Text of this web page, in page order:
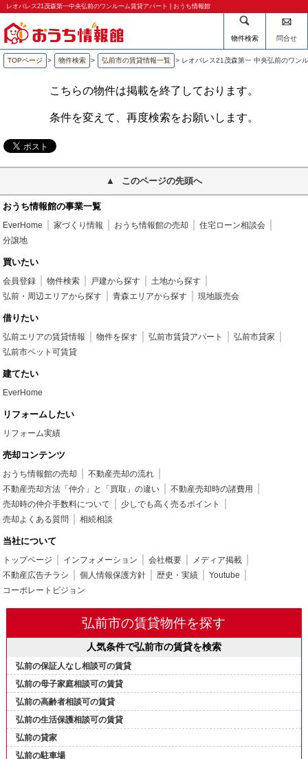
レオパレス21茂森第一中央弘前のワンルーム賃貸アパート | おうち情報館
物件検索 問合せ
TOPページ > 物件検索 > 弘前市の賃貸情報一覧 > レオパレス21茂森第一 中央弘前のワン
こちらの物件は掲載を終了しております。
条件を変えて、再度検索をお願いします。
このページの先頭へ
おうち情報館の事業一覧
EverHome 家づくり情報 おうち情報館の売却
住宅ローン相談会
分譲地
買いたい
会員登録 物件検索 戸建から探す
土地から探す
弘前・周辺エリアから探す
青森エリアから探す 現地販売会
借りたい
弘前エリアの賃貸情報 物件を探す 弘前市賃貸アパート
弘前市貸家
弘前市ペット可賃貸
建てたい
EverHome
リフォームしたい
リフォーム実績
売却コンテンツ
おうち情報館の売却
不動産売却の流れ
不動産売却方法「仲介」と「買取」の違い
不動産売却時の諸費用
売却時の仲介手数料について
少しでも高く売るポイント
売却よくある質問
相続相談
当社について
トップページ インフォメーション 会社概要
メディア掲載
不動産広告チラシ
個人情報保護方針 歴史・実績
Youtube
コーポレートビジョン
弘前市の賃貸物件を探す
人気条件で弘前市の賃貸を検索
弘前の保証人なし相談可の賃貸
弘前の母子家庭相談可の賃貸
弘前の高齢者相談可の賃貸
弘前の生活保護相談可の賃貸
弘前の貸家
弘前の駐車場